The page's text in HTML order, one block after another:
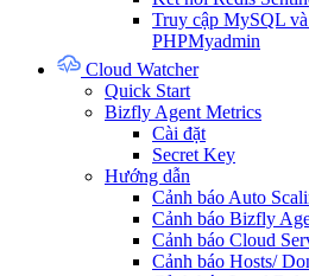
Truy cập MySQL
PHPMyadmin
Cloud Watcher
Quick Start
Bizfly Agent Metrics
Cài đặt
Secret Key
Hướng dẫn
Cảnh báo Auto
Cảnh báo Bizfly
Cảnh báo Cloud
Cảnh báo Hosts/